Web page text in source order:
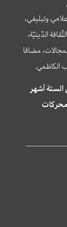
وتبليغي،
الدّينيّة،
مضافا
الكاظمي.
مرة خلال الستة أشهر
محركات